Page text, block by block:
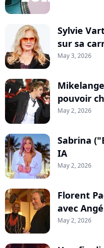
Sylvie
sur sa
May 3, 2026
pouvoir
May 2, 2026
Sabrina
IA
May 2, 2026
Florent
avec
May 2, 2026